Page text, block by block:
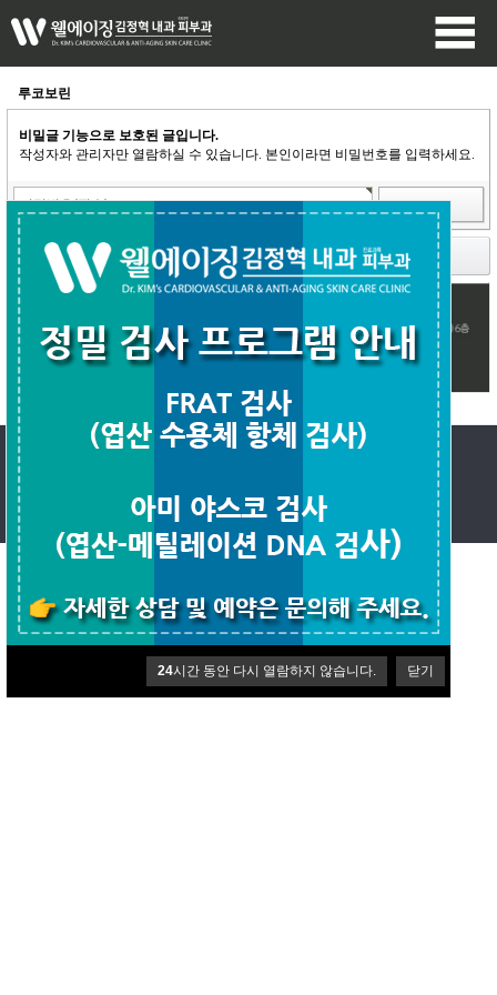
24시간 동안 다시 열람하지 않습니다. 닫기
루코보린
비밀글 기능으로 보호된 글입니다.
작성자와 관리자만 열람하실 수 있습니다. 본인이라면 비밀번호를 입력하세요.
돌아가기
1:1문의 회원가입 로그인 PC버전
Copyright ©웰에이징김정혁내과.All rights reserved.